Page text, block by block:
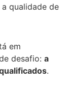
qualidade de
em
desafio: a
.